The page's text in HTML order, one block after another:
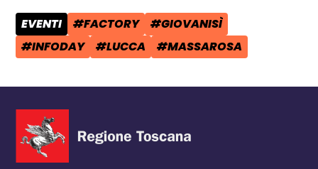
CATEGORIA POST:
EVENTI TAG:
#FACTORY TAG:
#GIOVANISÌ
TAG:
#INFODAY TAG:
#LUCCA TAG:
#MASSAROSA